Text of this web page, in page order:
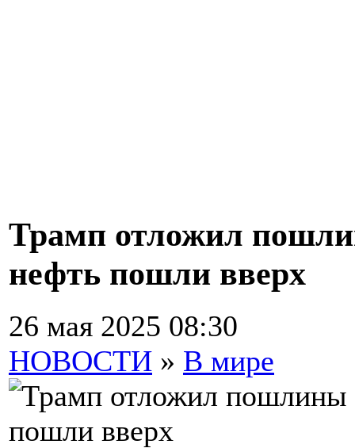
Трамп отложил
нефть пошли вверх
26 мая 2025 08:30
НОВОСТИ » В мире